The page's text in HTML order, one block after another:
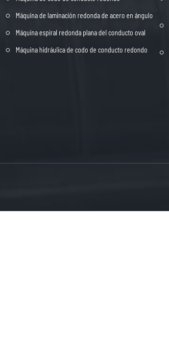
Máquina de laminación redonda de acero en ángulo
Máquina espiral redonda plana del conducto oval
Máquina hidráulica de codo de conducto redondo